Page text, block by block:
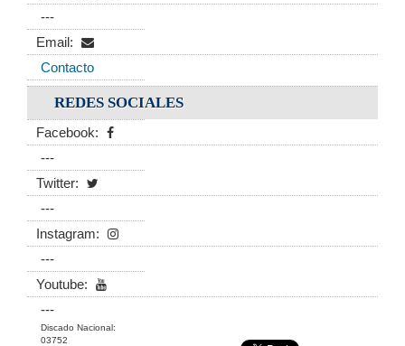
---
Email:
Contacto
REDES SOCIALES
Facebook:
---
Twitter:
---
Instagram:
---
Youtube:
---
Discado Nacional:
03752